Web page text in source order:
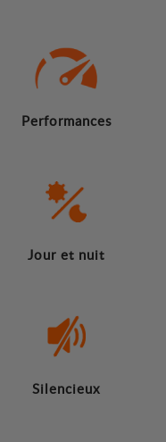
Performances
Jour et nuit
Silencieux